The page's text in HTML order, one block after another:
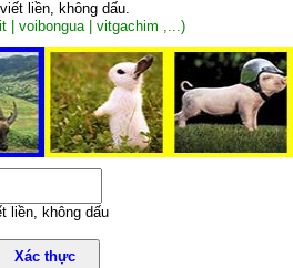
liền, không dấu.
| voibongua | vitgachim ,...)
liền, không dấu
Xác thực